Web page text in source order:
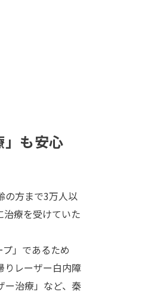
」も安心
の方まで3万人以
治療を受けていた
」であるため
りレーザー白内障
ー治療」など、秦